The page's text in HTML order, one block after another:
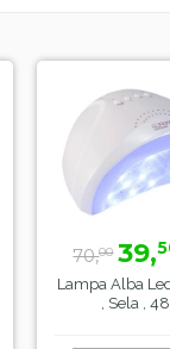
70,00 39,
Lampa Alba
, Sela ,